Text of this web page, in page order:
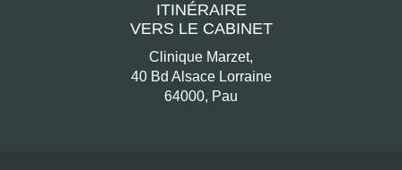
ITINÉRAIRE
VERS LE CABINET
Clinique Marzet,
40 Bd Alsace Lorraine
64000, Pau